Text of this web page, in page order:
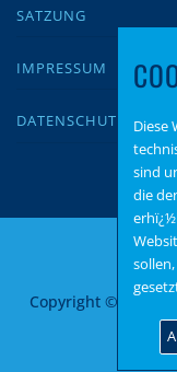
SATZUNG
IMPRESSUM
DATENSCHUTZ
Copyright © 2026
Diese
sind
die